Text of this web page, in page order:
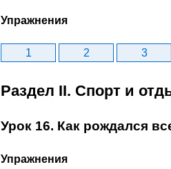
Упражнения
1 2 3
Раздел II. Спорт и
Урок 16. Как рождался
Упражнения